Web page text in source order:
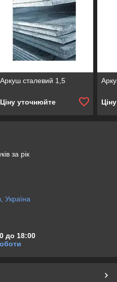
Аркуш сталевий 1,5
Ціну уточнюйте
за рік
Україна
до 18:00